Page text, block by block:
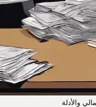
والأدلة